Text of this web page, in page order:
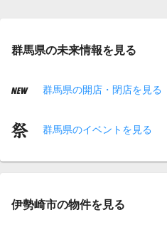
群馬県の未来情報を見る
群馬県の開店・閉店を見る
群馬県のイベントを見る
伊勢崎市の物件を見る